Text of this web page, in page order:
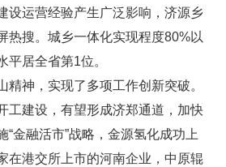
设运营经验产生广泛影响，济源乡
热搜。城乡一体化实现程度80%以
平居全省第1位。
神，实现了多项工作创新突破。
工建设，有望形成济郑通道，加快
“金融活市”战略，金源氢化成功上
在港交所上市的河南企业，中原辊